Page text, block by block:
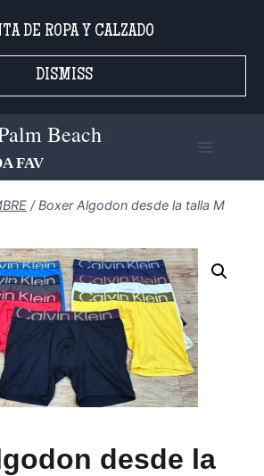
DE ROPA Y CALZADO
DISMISS
Beach
FAV
/ Boxer Algodon desde la talla M
desde la